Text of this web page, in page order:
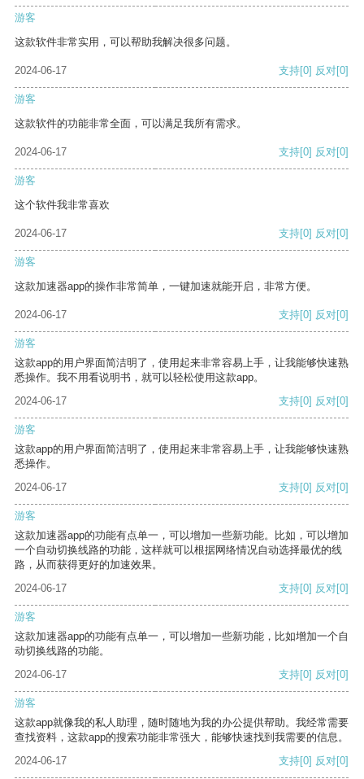
游客
这款软件非常实用，可以帮助我解决很多问题。
2024-06-17 支持[0] 反对[0]
游客
这款软件的功能非常全面，可以满足我所有需求。
2024-06-17 支持[0] 反对[0]
游客
这个软件我非常喜欢
2024-06-17 支持[0] 反对[0]
游客
这款加速器app的操作非常简单，一键加速就能开启，非常方便。
2024-06-17 支持[0] 反对[0]
游客
这款app的用户界面简洁明了，使用起来非常容易上手，让我能够快速熟
悉操作。我不用看说明书，就可以轻松使用这款app。
2024-06-17
支持[0] 反对[0]
游客
这款app的用户界面简洁明了，使用起来非常容易上手，让我能够快速熟
悉操作。
2024-06-17
支持[0] 反对[0]
游客
这款加速器app的功能有点单一，可以增加一些新功能。比如，可以增加
一个自动切换线路的功能，这样就可以根据网络情况自动选择最优的线
路，从而获得更好的加速效果。
2024-06-17
支持[0] 反对[0]
游客
这款加速器app的功能有点单一，可以增加一些新功能，比如增加一个自
动切换线路的功能。
2024-06-17
支持[0] 反对[0]
游客
这款app就像我的私人助理，随时随地为我的办公提供帮助。我经常需要
查找资料，这款app的搜索功能非常强大，能够快速找到我需要的信息。
2024-06-17
支持[0] 反对[0]